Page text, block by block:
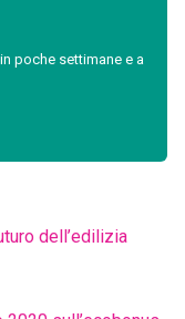
poche settimane e a
dell’edilizia